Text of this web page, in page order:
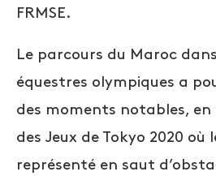
FRMSE.
Le parcours du Maroc
équestres olympiques a
des moments notables,
des Jeux de Tokyo 2020 où
représenté en saut